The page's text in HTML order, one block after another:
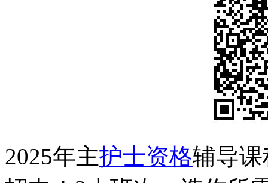
2025年主护士资格辅导